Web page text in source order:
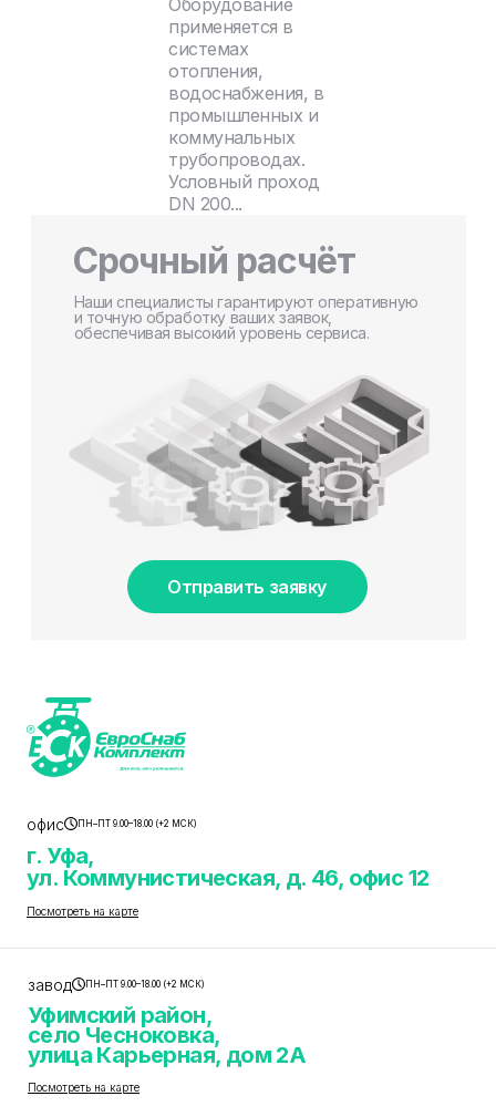
применяется в
системах
отопления,
водоснабжения, в
промышленных и
коммунальных
трубопроводах.
Условный проход
DN 200...
Срочный расчёт
Наши специалисты гарантируют оперативную
и точную обработку ваших заявок,
обеспечивая высокий уровень сервиса.
Отправить заявку
офис ПН–ПТ 9.00–18.00 (+2 МСК)
г. Уфа,
ул. Коммунистическая, д. 46, офис 12
Посмотреть на карте
завод ПН–ПТ 9.00–18.00 (+2 МСК)
Уфимский район,
село Чесноковка,
улица Карьерная, дом 2А
Посмотреть на карте